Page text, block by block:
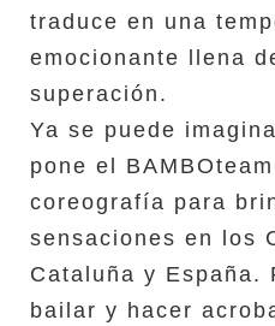
traduce en una
emocionante llena
superación.
Ya se puede
pone el
coreografía para
sensaciones en los
Cataluña y España.
bailar y hacer